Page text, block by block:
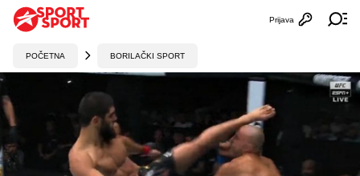
Otvori
Prijava
POČETNA BORILAČKI SPORT